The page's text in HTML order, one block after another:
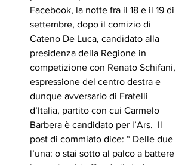
Facebook, la notte fra il 18 e il 19 di
settembre, dopo il comizio di
Cateno De Luca, candidato alla
presidenza della Regione in
competizione con Renato Schifani,
espressione del centro destra e
dunque avversario di Fratelli
d’Italia, partito con cui Carmelo
Barbera è candidato per l’Ars.  Il
post di commiato dice: “ Delle due
l’una: o stai sotto al palco a battere